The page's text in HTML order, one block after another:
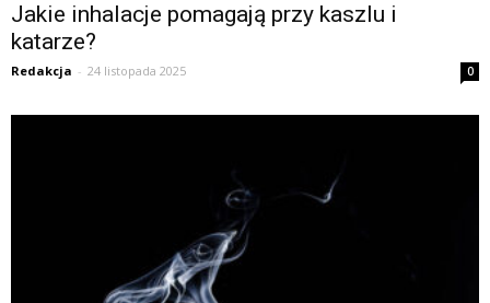
Jakie inhalacje pomagają przy kaszlu i
katarze?
Redakcja - 24 listopada 2025 0